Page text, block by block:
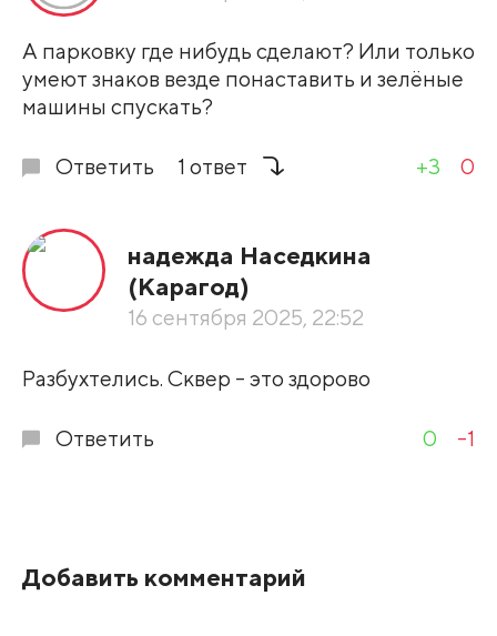
А парковку где нибудь сделают? Или только
умеют знаков везде понаставить и зелёные
машины спускать?
Ответить 1 ответ +3 0
надежда Наседкина
(Карагод)
16 сентября 2025, 22:52
Разбухтелись. Сквер - это здорово
Ответить 0 -1
Добавить комментарий